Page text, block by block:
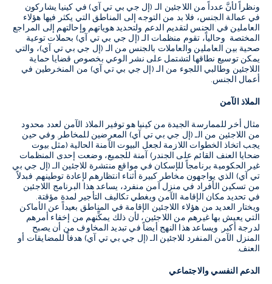
ونظراً لأنَّ عدداً من اللاجئين الـ (إل جي بي تي آي) في كينيا يشاركون
في عمالة الجنس، فلا بد من التوجه إلى المناطق التي يكثر فيها هؤلاء
العاملين في الجنس لتقديم الدعم ولتحديد هوياتهم وإحالتهم إلى المراجع
المختصة وحالياً، تقوم منظمات الـ (إل جي بي تي آي) بحملات توعية
صحية بين العاملين والعاملات بالجنس من الـ (إل جي بي تي آي)، والتي
يمكن توسيع نطاقها لتشتمل على نشر الوعي بخصوص قضايا حماية
اللاجئين وطالبي اللجوء من الـ (إل جي بي تي آي) من المنخرطين في
أعمال الجنس.
الملاذ الآمن
مثال أخر للممارسة الجيدة من كينيا هو توفير الملاذ الآمن لعدد محدود
من اللاجئين من الـ (إل جي بي تي آي) المعرضين للمخاطر. وفي حين
يجب اتخاذ الخطوات اللازمة لجعل البيوت الآمنة الحالية (مثل بيوت
ضحايا العنف القائم على الجندر) آمنة للجميع، وضعت إحدى المنظمات
غير الحكومية برنامجاً للإسكان في مواقع منتشرة للاجئين الـ (إل جي بي
تي آي) الذي يواجهون مخاطر كبيرة أثناء انتظارهم لإعادة توطينهم. فبدلاً
من تسكين الأفراد في منزل آمن منفرد، يساعد هذا البرنامج اللاجئين
في تحديد مكان الإقامة الآمن ويغطي تكاليف التأجير لمدة مؤقتة.
ويختار العديد من هؤلاء اللاجئين الإقامة في المناطق بعيداً عن الأماكن
التي يعيش بها غيرهم من اللاجئين، لأن ذلك يمكِّنهم من إخفاء أمرهم
لدرجة أكبر. ويساعد هذا النهج أيضاً في تبديد المخاوف من أن يصبح
المنزل الآمن المنفرد للاجئين الـ (إل جي بي تي آي) هدفاً للمضايقات أو
العنف.
الدعم النفسي والاجتماعي